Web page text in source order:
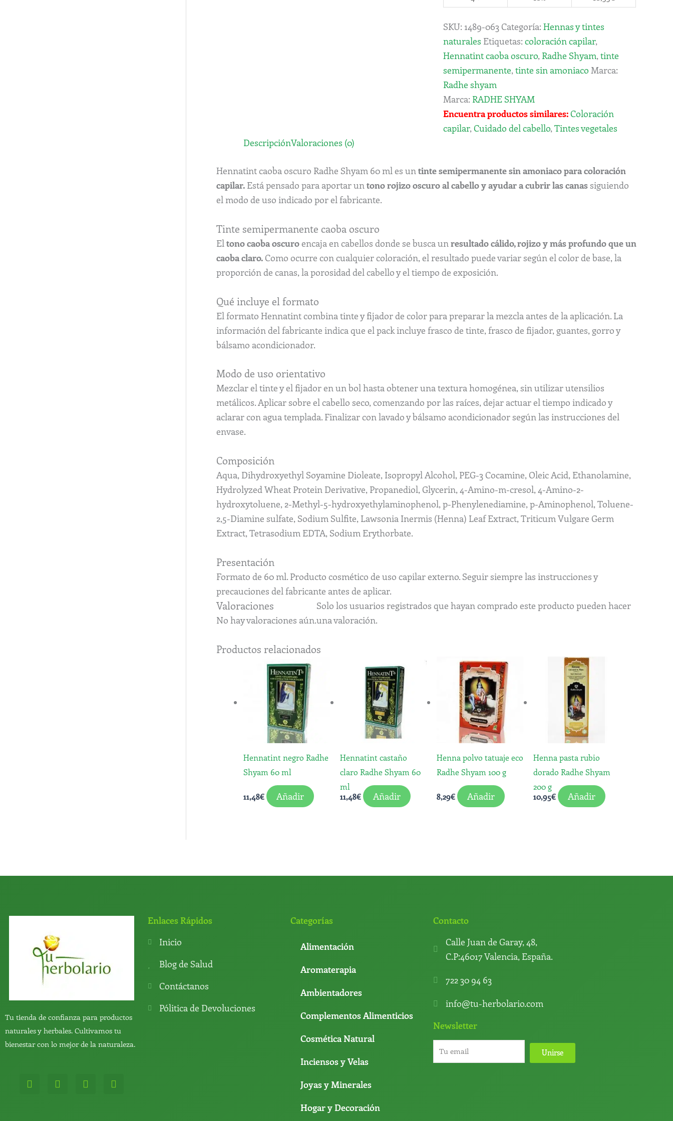
SKU: 1489-063 Categoría:Hennas y tintes
naturales Etiquetas:coloración capilar,
Hennatint caoba oscuro, Radhe Shyam,tinte
semipermanente,tinte sin amoniaco Marca:
Radhe shyam
Marca: RADHE SHYAM
Encuentra productos similares:Coloración
capilar,Cuidado del cabello,Tintes vegetales
DescripciónValoraciones (0)
Hennatint caoba oscuro Radhe Shyam 60 ml es untinte semipermanente sin amoniaco para coloración
capilar. Está pensado para aportar untono rojizo oscuro al cabello y ayudar a cubrir las canassiguiendo
el modo de uso indicado por el fabricante.
Tinte semipermanente caoba oscuro
El tono caoba oscuroencaja en cabellos donde se busca un resultado cálido, rojizo y más profundo que un
caoba claro. Como ocurre con cualquier coloración, el resultado puede variar según el color de base, la
proporción de canas, la porosidad del cabello y el tiempo de exposición.
Qué incluye el formato
El formato Hennatint combina tinte y fijador de color para preparar la mezcla antes de la aplicación. La
información del fabricante indica que el pack incluye frasco de tinte, frasco de fijador, guantes, gorro y
bálsamo acondicionador.
Modo de uso orientativo
Mezclar el tinte y el fijador en un bol hasta obtener una textura homogénea, sin utilizar utensilios
metálicos. Aplicar sobre el cabello seco, comenzando por las raíces, dejar actuar el tiempo indicado y
aclarar con agua templada. Finalizar con lavado y bálsamo acondicionador según las instrucciones del
envase.
Composición
Aqua, Dihydroxyethyl Soyamine Dioleate, Isopropyl Alcohol, PEG-3 Cocamine, Oleic Acid, Ethanolamine,
Hydrolyzed Wheat Protein Derivative, Propanediol, Glycerin, 4-Amino-m-cresol, 4-Amino-2-
hydroxytoluene, 2-Methyl-5-hydroxyethylaminophenol, p-Phenylenediamine, p-Aminophenol, Toluene-
2,5-Diamine sulfate, Sodium Sulfite, Lawsonia Inermis (Henna) Leaf Extract, Triticum Vulgare Germ
Extract, Tetrasodium EDTA, Sodium Erythorbate.
Presentación
Formato de 60 ml. Producto cosmético de uso capilar externo. Seguir siempre las instrucciones y
precauciones del fabricante antes de aplicar.
Valoraciones
No hay valoraciones aún.
Solo los usuarios registrados que hayan comprado este producto pueden hacer
una valoración.
Productos relacionados
Hennatint negro Radhe
Shyam 60 ml
11,48€ Añadir
Hennatint castaño
claro Radhe Shyam 60
ml
11,48€ Añadir
Henna polvo tatuaje eco
Radhe Shyam 100 g
8,29€ Añadir
Henna pasta rubio
dorado Radhe Shyam
200 g
10,95€ Añadir
Tu tienda de confianza para productos
naturales y herbales. Cultivamos tu
bienestar con lo mejor de la naturaleza.
W
h
T
e
Y
o
T
i
Enlaces Rápidos
Inicio
Blog de Salud
Contáctanos
Pólitica de Devoluciones
Categorías
Alimentación
Aromaterapia
Ambientadores
Complementos Alimenticios
Cosmética Natural
Inciensos y Velas
Joyas y Minerales
Hogar y Decoración
Contacto
Calle Juan de Garay, 48,
C.P:46017 Valencia, España.
722 30 94 63
info@tu-herbolario.com
Newsletter
Unirse